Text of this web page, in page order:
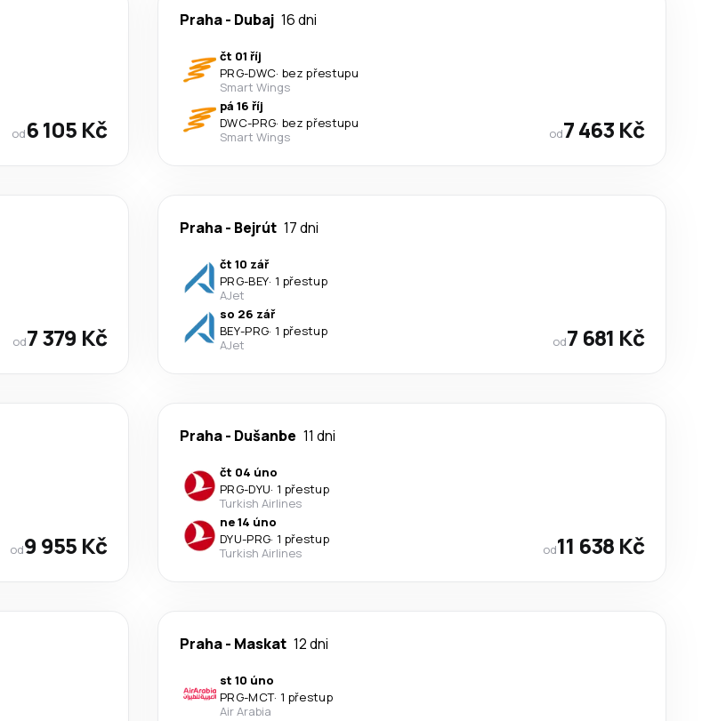
od6 105 Kč
Praha- Dubaj 16 dni
čt 01 říj
PRG-DWC· bez přestupu
Smart Wings
pá 16 říj
DWC-PRG· bez přestupu
Smart Wings
od7 463 Kč
od7 379 Kč
Praha- Bejrút 17 dni
čt 10 zář
PRG-BEY· 1 přestup
AJet
so 26 zář
BEY-PRG· 1 přestup
AJet
od7 681 Kč
od9 955 Kč
Praha- Dušanbe 11 dni
čt 04 úno
PRG-DYU· 1 přestup
Turkish Airlines
ne 14 úno
DYU-PRG· 1 přestup
Turkish Airlines
od11 638 Kč
Praha- Maskat 12 dni
st 10 úno
PRG-MCT· 1 přestup
Air Arabia